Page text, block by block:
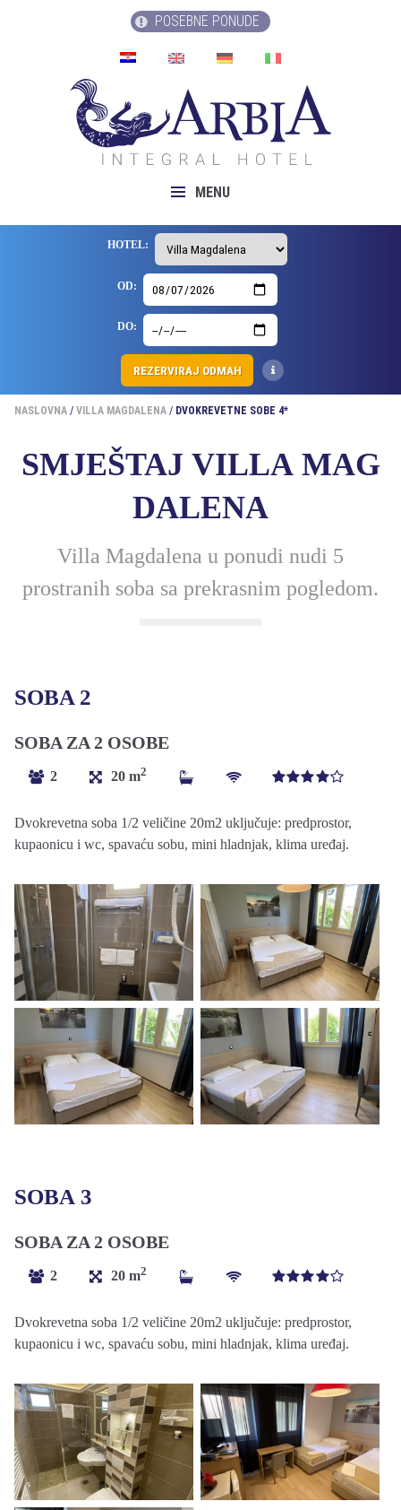
POSEBNE PONUDE
MENU
HOTEL:
OD:
DO:
REZERVIRAJ ODMAH
NASLOVNA VILLA MAGDALENA DVOKREVETNE SOBE 4*
SMJEŠTAJ VILLA MAG
DALENA
Villa Magdalena u ponudi nudi 5
prostranih soba sa prekrasnim pogledom.
SOBA 2
SOBA ZA 2 OSOBE
2 20 m2
Dvokrevetna soba 1/2 veličine 20m2 uključuje: predprostor,
kupaonicu i wc, spavaću sobu, mini hladnjak, klima uređaj.
SOBA 3
SOBA ZA 2 OSOBE
2 20 m2
Dvokrevetna soba 1/2 veličine 20m2 uključuje: predprostor,
kupaonicu i wc, spavaću sobu, mini hladnjak, klima uređaj.